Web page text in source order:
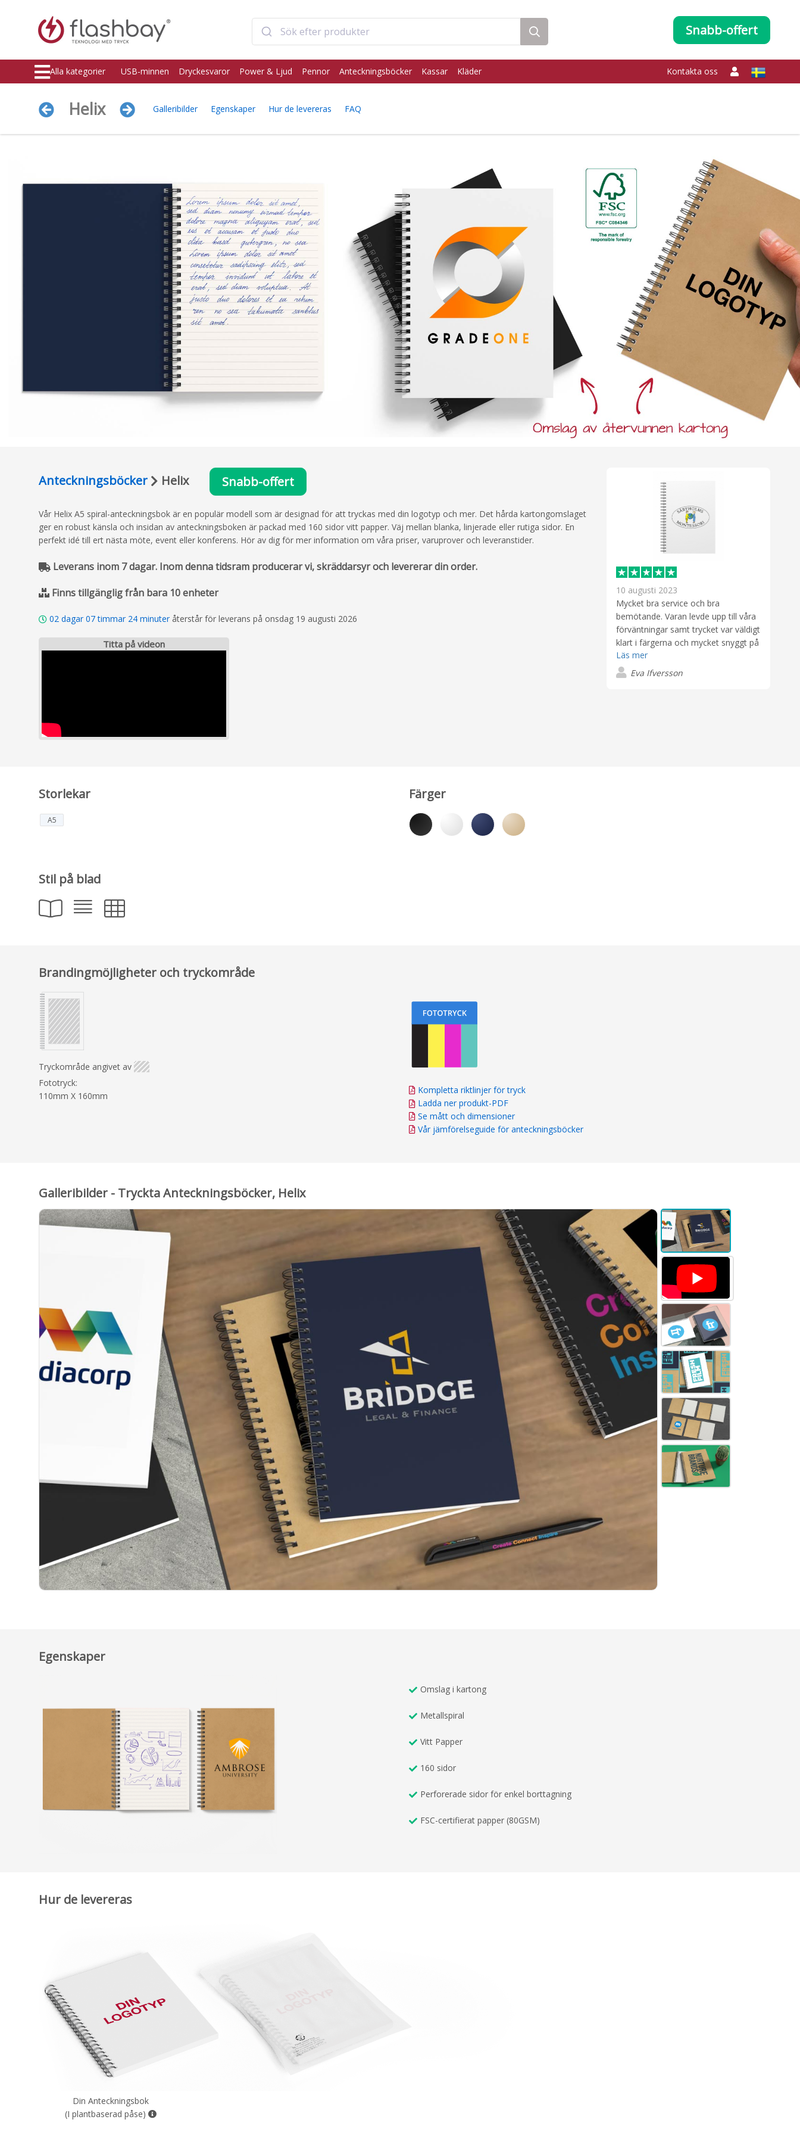
Snabb-offert
Alla kategorier USB-minnen Dryckesvaror Power & Ljud Pennor Anteckningsböcker Kassar Kläder Kontakta oss
Helix Galleribilder Egenskaper Hur de levereras FAQ
Anteckningsböcker Helix Snabb-offert
Vår Helix A5 spiral-anteckningsbok är en populär modell som är designad för att tryckas med din logotyp och mer. Det hårda kartongomslaget
ger en robust känsla och insidan av anteckningsboken är packad med 160 sidor vitt papper. Väj mellan blanka, linjerade eller rutiga sidor. En
perfekt idé till ert nästa möte, event eller konferens. Hör av dig för mer information om våra priser, varuprover och leveranstider.
Leverans inom 7 dagar. Inom denna tidsram producerar vi, skräddarsyr och levererar din order.
Finns tillgänglig från bara 10 enheter
02 dagar 07timmar 24 minuter återstår för leverans på onsdag 19 augusti 2026
Titta på videon
10 augusti 2023
Mycket bra service och bra
bemötande. Varan levde upp till våra
förväntningar samt trycket var väldigt
klart i färgerna och mycket snyggt på
både kassar, block och pennor.
Läs mer
Eva Ifversson
Storlekar
A5
Färger
Stil på blad
Brandingmöjligheter och tryckområde
Tryckområde angivet av
Fototryck:
110mm X 160mm
Kompletta riktlinjer för tryck
Ladda ner produkt-PDF
Se mått och dimensioner
Vår jämförelseguide för anteckningsböcker
Galleribilder - Tryckta Anteckningsböcker, Helix
Egenskaper
Omslag i kartong
Metallspiral
Vitt Papper
160 sidor
Perforerade sidor för enkel borttagning
FSC-certifierat papper (80GSM)
Hur de levereras
Din Anteckningsbok
(I plantbaserad påse)